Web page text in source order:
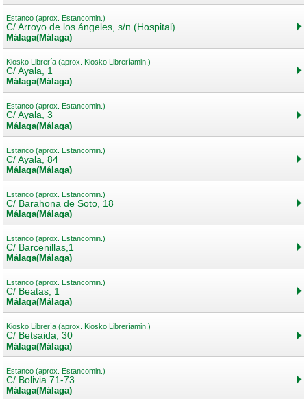
Estanco (aprox. Estancomin.)
C/ Arroyo de los ángeles, s/n (Hospital)
Málaga(Málaga)
Kiosko Librería (aprox. Kiosko Libreríamin.)
C/ Ayala, 1
Málaga(Málaga)
Estanco (aprox. Estancomin.)
C/ Ayala, 3
Málaga(Málaga)
Estanco (aprox. Estancomin.)
C/ Ayala, 84
Málaga(Málaga)
Estanco (aprox. Estancomin.)
C/ Barahona de Soto, 18
Málaga(Málaga)
Estanco (aprox. Estancomin.)
C/ Barcenillas,1
Málaga(Málaga)
Estanco (aprox. Estancomin.)
C/ Beatas, 1
Málaga(Málaga)
Kiosko Librería (aprox. Kiosko Libreríamin.)
C/ Betsaida, 30
Málaga(Málaga)
Estanco (aprox. Estancomin.)
C/ Bolivia 71-73
Málaga(Málaga)